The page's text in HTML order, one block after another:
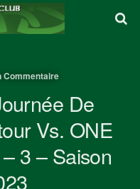
Commentaire
De
Vs. ONE
3 – Saison